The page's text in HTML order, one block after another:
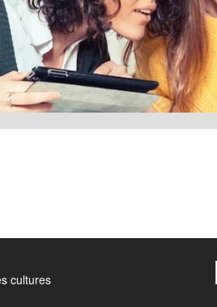
cultures